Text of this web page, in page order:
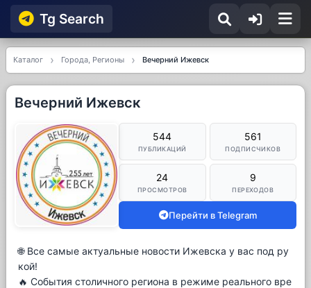
Tg Searсh
Каталог Города, Регионы Вечерний Ижевск
Вечерний Ижевск
544
ПУБЛИКАЦИЙ
561
ПОДПИСЧИКОВ
24
ПРОСМОТРОВ
9
ПЕРЕХОДОВ
Перейти в Telegram
🌐 Все самые актуальные новости Ижевска у вас под ру
кой!
🔥 События столичного региона в режиме реального вре